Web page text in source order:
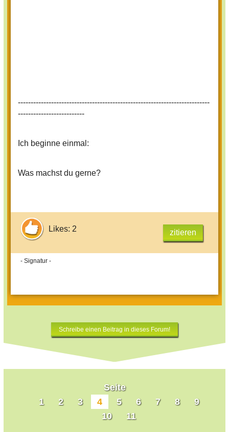
---------------------------------------------------------------------------
--------------------------
Ich beginne einmal:
Was machst du gerne?
Likes: 2 zitieren
- Signatur -
Schreibe einen Beitrag in dieses Forum!
Seite
1
2 3 4 5 6 7 8
9
10
11